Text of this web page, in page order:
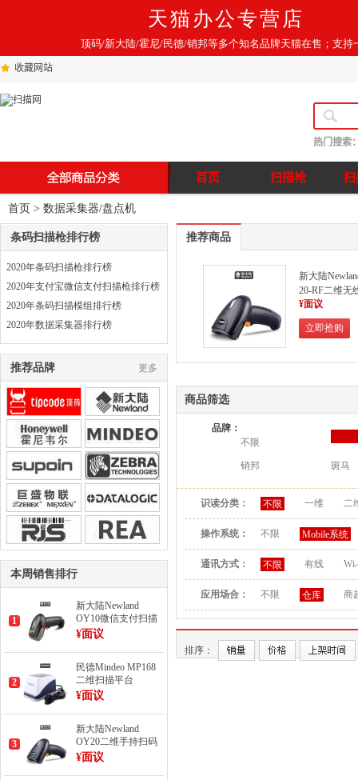
天猫办公专营店
顶码/新大陆/霍尼/民德/销邦等多个知名品牌天猫在售；支持
收藏网站
热门搜索
首页 扫描枪 扫
首页 > 数据采集器/盘点机
条码扫描枪排行榜
2020年条码扫描枪排行榜
2020年支付宝微信支付扫描枪排行榜
2020年条码扫描模组排行榜
2020年数据采集器排行榜
推荐品牌 更多
本周销售排行
1
新大陆Newland
OY10微信支付扫描
枪
¥面议
2
民德Mindeo MP168
二维扫描平台
¥面议
3
新大陆Newland
OY20二维手持扫码
枪
¥面议
推荐商品
新大陆
20-RF二维无
描枪
¥面议
立即抢购
商品筛选
品牌：
不限
销邦 斑马
识读分类： 不限 一维 二
操作系统： 不限 Mobile系统
通讯方式： 不限 有线
应用场合： 不限 仓库 商
排序：